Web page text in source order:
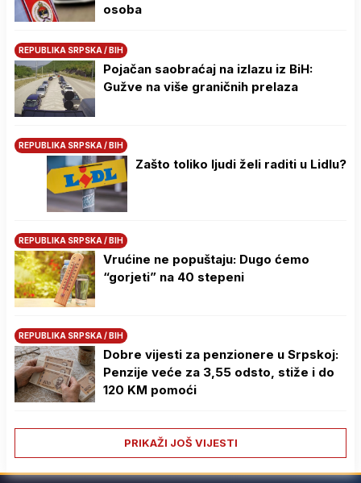
osoba
REPUBLIKA SRPSKA / BIH
Pojačan saobraćaj na izlazu iz BiH:
Gužve na više graničnih prelaza
REPUBLIKA SRPSKA / BIH
Zašto toliko ljudi želi raditi u Lidlu?
REPUBLIKA SRPSKA / BIH
Vrućine ne popuštaju: Dugo ćemo
“gorjeti” na 40 stepeni
REPUBLIKA SRPSKA / BIH
Dobre vijesti za penzionere u Srpskoj:
Penzije veće za 3,55 odsto, stiže i do
120 KM pomoći
PRIKAŽI JOŠ VIJESTI